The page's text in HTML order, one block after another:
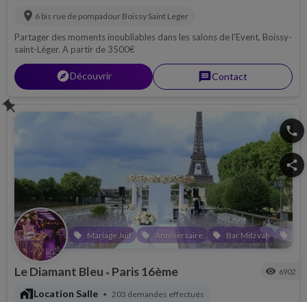
location_on 6 bis rue de pompadour Boissy Saint Leger
Partager des moments inoubliables dans les salons de l'Event, Boissy-
saint-Léger. A partir de 3500€
explorerDécouvrir messageContact
local_offer Mariage Juif local_offer Anniversaire local_offer Bar Mitzvah local_offer
phone
share
Le Diamant Bleu • Paris 16ème visibility 6902
maps_home_work Location Salle • 203 demandes effectués